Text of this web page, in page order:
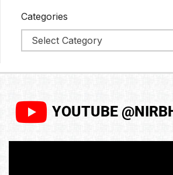
Categories
YOUTUBE